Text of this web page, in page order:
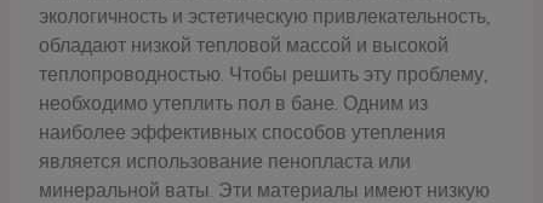
экологичность и эстетическую привлекательность,
обладают низкой тепловой массой и высокой
теплопроводностью. Чтобы решить эту проблему,
необходимо утеплить пол в бане. Одним из
наиболее эффективных способов утепления
является использование пенопласта или
минеральной ваты. Эти материалы имеют низкую